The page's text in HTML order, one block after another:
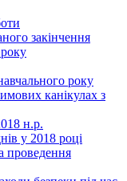
закінчення
року
канікулах з
н.р.
у 2018 році
проведення